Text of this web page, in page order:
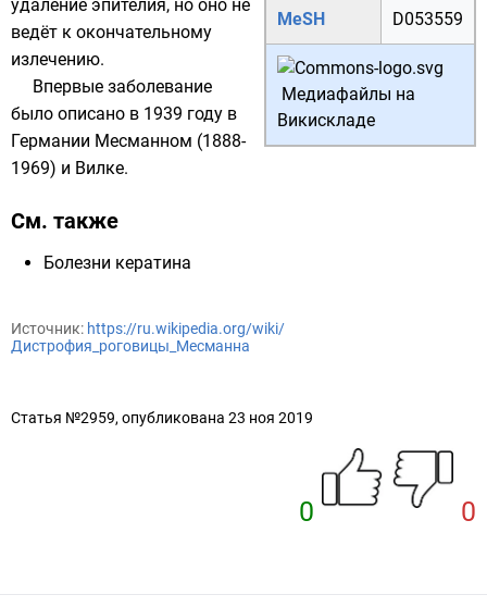
MeSH D053559
Медиафайлы на
Викискладе
удаление эпителия, но оно не
ведёт к окончательному
излечению.
Впервые заболевание
было описано в 1939 году в
Германии Месманном (1888-
1969) и Вилке.
См. также
Болезни кератина
Источник: https://ru.wikipedia.org/wiki/
Дистрофия_роговицы_Месманна
Статья №2959, опубликована 23 ноя 2019
0 0